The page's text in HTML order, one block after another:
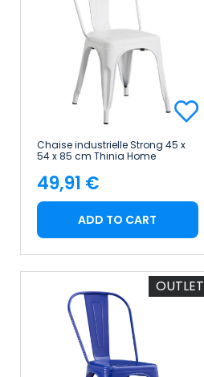
Chaise industrielle Strong 45 x
54 x 85 cm Thinia Home
Price
49,91 €
ADD TO CART
OUTLET